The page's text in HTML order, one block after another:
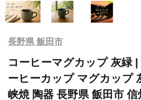
長野県 飯田市
コーヒーマグカップ 灰緑 |
ーヒーカップ マグカップ
峡焼 陶器 長野県 飯田市 信